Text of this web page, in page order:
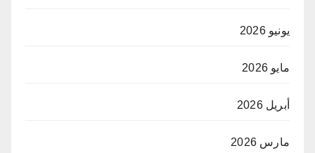
يونيو 2026
مايو 2026
أبريل 2026
مارس 2026